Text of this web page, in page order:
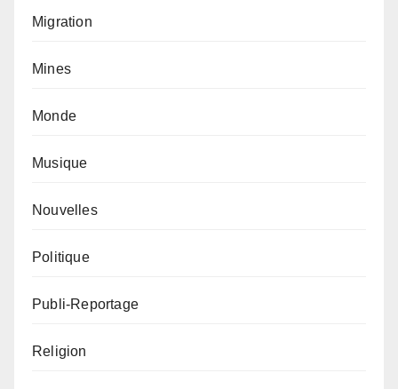
Migration
Mines
Monde
Musique
Nouvelles
Politique
Publi-Reportage
Religion